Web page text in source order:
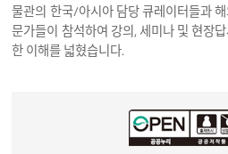
물관의 한국/아시아 담당 큐레이터들과
문가들이 참석하여 강의, 세미나 및 현장
한 이해를 넓혔습니다.